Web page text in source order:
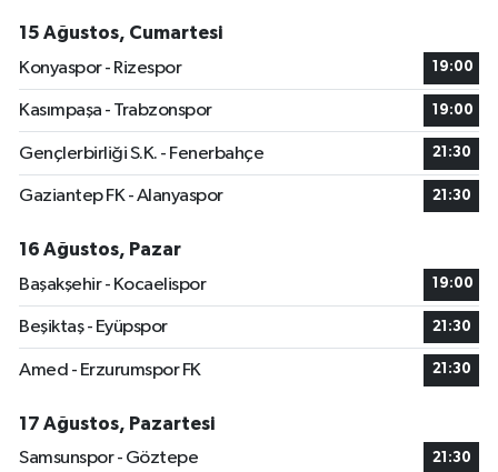
15 Ağustos, Cumartesi
Konyaspor - Rizespor
19:00
Kasımpaşa - Trabzonspor 19:00
Gençlerbirliği S.K. - Fenerbahçe 21:30
Gaziantep FK - Alanyaspor 21:30
16 Ağustos, Pazar
Başakşehir - Kocaelispor
19:00
Beşiktaş - Eyüpspor 21:30
Amed - Erzurumspor FK 21:30
17 Ağustos, Pazartesi
Samsunspor - Göztepe
21:30